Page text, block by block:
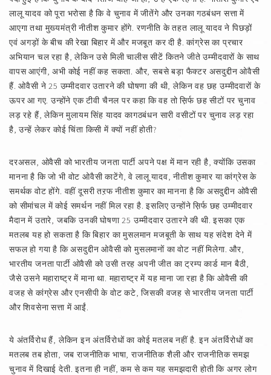
लालू यादव को पूरा भरोसा है कि वे चुनाव में जीतेंगे और उनका गठबंधन सत्ता में
आएगा तथा मुख्यमंत्री नीतीश कुमार होंगे. रणनीति के तहत लालू यादव ने पिछड़ों
एवं अगड़ों के बीच की रेखा बिहार में और मजबूत कर दी है. कांग्रेस का प्रचार
अभियान चल रहा है, लेकिन उसे मिली चालीस सीटें कितने जीते उम्मीदवारों के साथ
वापस आएंगी, अभी कोई नहीं कह सकता. और, सबसे बड़ा फैक्टर असदुद्दीन ओवैसी
हैं. ओवैसी ने 25 उम्मीदवार उतारने की घोषणा की थी, लेकिन वह छह उम्मीदवारों के
ऊपर आ गए. उन्होंने एक टीवी चैनल पर कहा कि वह तो स़िर्फ छह सीटों पर चुनाव
लड़ रहे हैं, लेकिन मुलायम सिंह यादव कागठबंधन सारी वसीटों पर चुनाव लड़ रहा
है, उन्हें लेकर कोई चिंता किसी में क्यों नहीं होती?
दरअसल, ओवैसी को भारतीय जनता पार्टी अपने पक्ष में मान रही है, क्योंकि उसका
मानना है कि जो भी वोट ओवैसी काटेंगे, वे लालू यादव, नीतीश कुमार या कांग्रेस के
समर्थक वोट होंगे. वहीं दूसरी तऱफ नीतीश कुमार का मानना है कि असदुद्दीन ओवैसी
को सीमांचल में कोई समर्थन नहीं मिल रहा है. इसलिए उन्होंने स़िर्फ छह उम्मीदवार
मैदान में उतारे, जबकि उनकी घोषणा 25 उम्मीदवार उतारने की थी. इसका एक
मतलब यह हो सकता है कि बिहार का मुसलमान मजबूती के साथ यह संदेश देने में
सफल हो गया है कि असदुद्दीन ओवैसी को मुसलमानों का वोट नहीं मिलेगा. और,
भारतीय जनता पार्टी ओवैसी को उसी तरह अपनी जीत का ट्रम्प कार्ड मान बैठी,
जैसे उसने महाराष्ट्र में माना था. महाराष्ट्र में यह माना जा रहा है कि ओवैसी की
वजह से कांग्रेस और एनसीपी के वोट कटे, जिसकी वजह से भारतीय जनता पार्टी
और शिवसेना सत्ता में आईं.
ये अंतर्विरोध हैं, लेकिन इन अंतर्विरोधों का कोई मतलब नहीं है. इन अंतर्विरोधों का
मतलब तब होता, जब राजनीतिक भाषा, राजनीतिक शैली और राजनीतिक समझ
चुनाव में दिखाई देती. इतना ही नहीं, कम से कम यह समझदारी होती कि अगर लोग